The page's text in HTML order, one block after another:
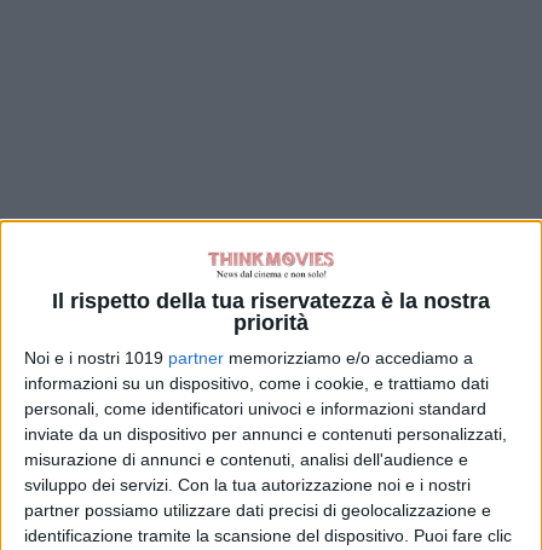
Il rispetto della tua riservatezza è la nostra
priorità
Noi e i nostri 1019 partner memorizziamo e/o accediamo a
informazioni su un dispositivo, come i cookie, e trattiamo dati
personali, come identificatori univoci e informazioni standard
inviate da un dispositivo per annunci e contenuti personalizzati,
misurazione di annunci e contenuti, analisi dell'audience e
sviluppo dei servizi. Con la tua autorizzazione noi e i nostri
partner possiamo utilizzare dati precisi di geolocalizzazione e
identificazione tramite la scansione del dispositivo. Puoi fare clic